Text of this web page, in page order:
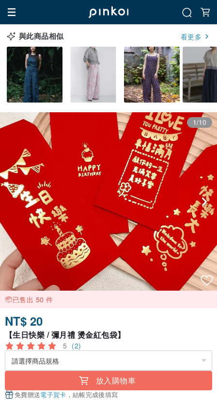
與此商品相似 看更多
1/10
已售出 50 件
NT$ 20
【生日快樂 / 彌月禮 燙金紅包袋】
5 (2)
放入購物車
免費贈送電子賀卡 ，結帳完成後填寫